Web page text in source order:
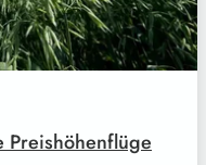
Preishöhenflüge